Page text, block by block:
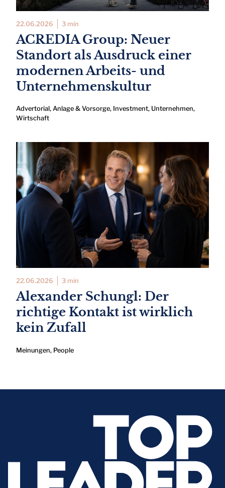
22.06.2026 3 min
ACREDIA Group: Neuer
Standort als Ausdruck einer
modernen Arbeits- und
Unternehmenskultur
Advertorial, Anlage & Vorsorge, Investment, Unternehmen,
Wirtschaft
22.06.2026 3 min
Alexander Schungl: Der
richtige Kontakt ist wirklich
kein Zufall
Meinungen, People